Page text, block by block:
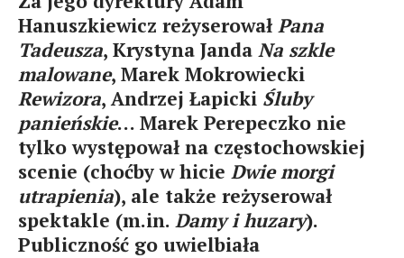
Hanuszkiewicz reżyserował Pana
Tadeusza, Krystyna Janda Na szkle
malowane, Marek Mokrowiecki
Rewizora, Andrzej Łapicki Śluby
panieńskie… Marek Perepeczko nie
tylko występował na częstochowskiej
scenie (choćby w hicie Dwie morgi
utrapienia), ale także reżyserował
spektakle (m.in. Damy i huzary).
Publiczność go uwielbiała